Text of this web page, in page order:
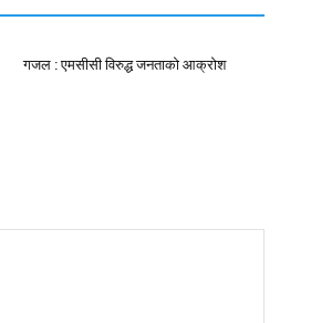
गजल : एमसीसी विरुद्ध जनताको आक्रोश